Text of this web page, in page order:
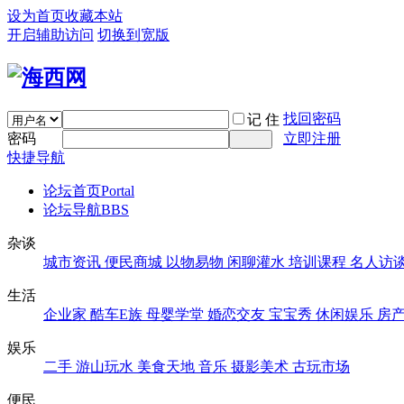
设为首页收藏本站
开启辅助访问 切换到宽版
记 住 找回密码
密码
立即注册
快捷导航
论坛首页Portal
论坛导航BBS
杂谈
城市资讯 便民商城 以物易物 闲聊灌水 培训课程 名人访
生活
企业家 酷车E族 母婴学堂 婚恋交友 宝宝秀 休闲娱乐 房
娱乐
二手 游山玩水 美食天地 音乐 摄影美术 古玩市场
便民